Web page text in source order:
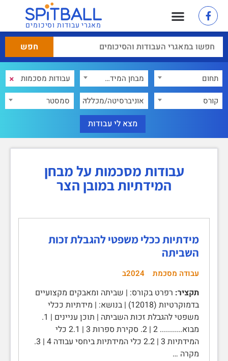
מאגרי עבודות וסיכומים
תחום מבחן המידתיות במובן הצר ×
קורס אוניברסיטה/מכללה סמסטר
עבודות מסכמות על מבחן
המידתיות במובן הצר
מידתיות ככלי משפטי להגבלת זכות
השביתה
עבודה מסכמת 2024ב
תקציר: רפרט בקורס: | שביתה ומאבקים מקצועיים
בדמוקרטיות (12018) | בנושא: | מידתיות ככלי
משפטי להגבלת זכות השביתה | תוכן עניינים | 1.
מבוא........... 2 | 2. סקירת ספרות 3 | 2.1 כלי
המידתיות 3 | 2.2 כלי המידתיות ביחסי עבודה 4 | 3.
מקרה …